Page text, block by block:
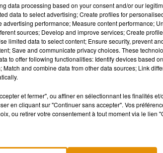
plus en plus de couples
Françaises) a mis en lumière, en juin
2001 puis à 32 % en 2014, un sociologue
des individus après une tromperie
Et bien qu'en 2019, une femme sur
49% d'hommes infidèles en 2018), les
en plus de partenaires exploreraient leur
couples auraient recours à un plan à
data processing based on your consent and/or our
data to select advertising; Create profiles for
performance; Measure content performance;
sources; Develop and improve services; Create
limited data to select content; Ensure security, prevent
Save and communicate privacy choices. These
to offer following functionalities: Identify devices based
and combine data from other data sources; Link
et fermer", ou affiner en sélectionnant les finalités
en cliquant sur "Continuer sans accepter". Vos
ou retirer votre consentement à tout moment via le lien